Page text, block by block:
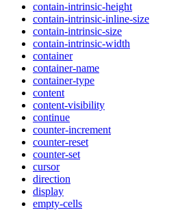
contain-intrinsic-height
contain-intrinsic-inline-size
contain-intrinsic-size
contain-intrinsic-width
container
container-name
container-type
content
content-visibility
continue
counter-increment
counter-reset
counter-set
cursor
direction
display
empty-cells